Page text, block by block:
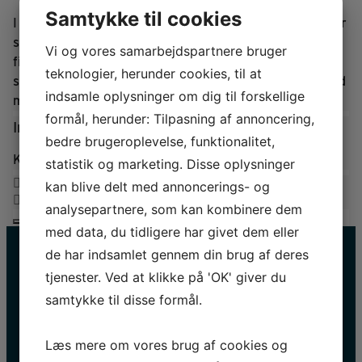
I Cafe Hvidesøhus er der hjælp at hente uanset om du er
sulten, tørstig eller bare har lyst til noget sødt.
finder I både lækre retter inspireret af historien og
sandwich, pølsehorn, sodavand, øl, kaffe, kage og is med
mere.
Info
Køkkenet har åbent 11.30 – 15.30
HOLD DIG OPDATERET
Navn
Samtykke til cookies
Vi og vores samarbejdspartnere bruger
teknologier, herunder cookies, til at
indsamle oplysninger om dig til forskellige
formål, herunder: Tilpasning af annoncering,
bedre brugeroplevelse, funktionalitet,
statistik og marketing. Disse oplysninger
kan blive delt med annoncerings- og
analysepartnere, som kan kombinere dem
med data, du tidligere har givet dem eller
de har indsamlet gennem din brug af deres
tjenester. Ved at klikke på 'OK' giver du
samtykke til disse formål.
Læs mere om vores brug af cookies og